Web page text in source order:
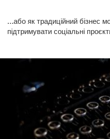
…або як традиційний бізнес
підтримувати соціальні